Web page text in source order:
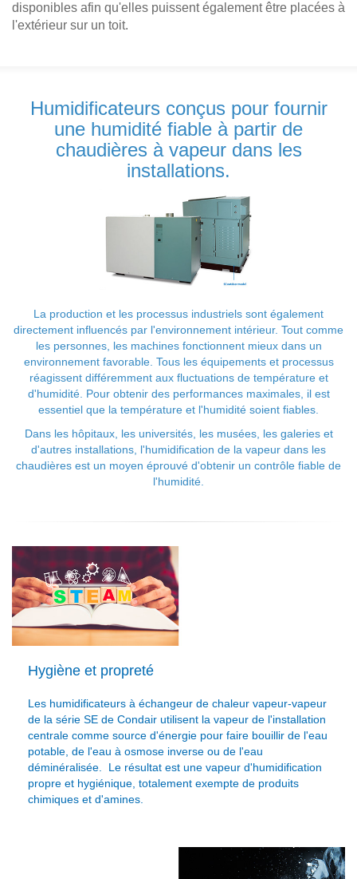
disponibles afin qu'elles puissent également être placées à
l'extérieur sur un toit.
Humidificateurs conçus pour fournir
une humidité fiable à partir de
chaudières à vapeur dans les
installations.
La production et les processus industriels sont également
directement influencés par l'environnement intérieur. Tout comme
les personnes, les machines fonctionnent mieux dans un
environnement favorable. Tous les équipements et processus
réagissent différemment aux fluctuations de température et
d'humidité. Pour obtenir des performances maximales, il est
essentiel que la température et l'humidité soient fiables.
Dans les hôpitaux, les universités, les musées, les galeries et
d'autres installations, l'humidification de la vapeur dans les
chaudières est un moyen éprouvé d'obtenir un contrôle fiable de
l'humidité.
Hygiène et propreté
Les humidificateurs à échangeur de chaleur vapeur-vapeur
de la série SE de Condair utilisent la vapeur de l'installation
centrale comme source d'énergie pour faire bouillir de l'eau
potable, de l'eau à osmose inverse ou de l'eau
déminéralisée. Le résultat est une vapeur d'humidification
propre et hygiénique, totalement exempte de produits
chimiques et d'amines.